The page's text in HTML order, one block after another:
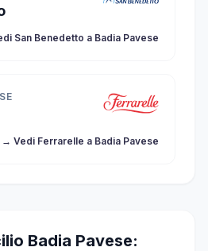
San Benedetto a Badia Pavese
→ Vedi Ferrarelle a Badia Pavese
Badia Pavese: